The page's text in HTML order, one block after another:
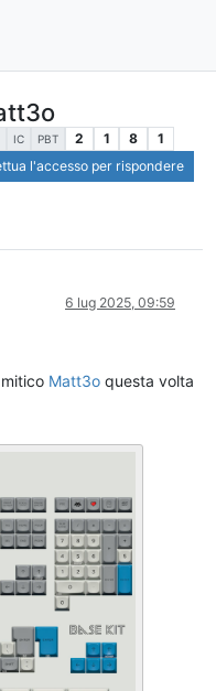
IC PBT 2 1 8
1
l'accesso per rispondere
6 lug 2025, 09:59
Matt3o questa volta